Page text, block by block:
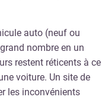
auto (neuf ou
nombre en un
restent réticents à ce
voiture. Un site de
les inconvénients